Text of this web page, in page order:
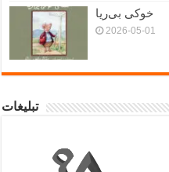
خوکی بی‌ریا
2026-05-01
تبلیغات